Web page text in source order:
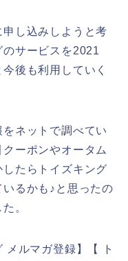
し込みしようと考
のサービスを2021
後も利用していく
ネットで調べてい
ーポンやオータム
たらトイズキング
るかも♪と思ったの
。
メルマガ登録】【 ト